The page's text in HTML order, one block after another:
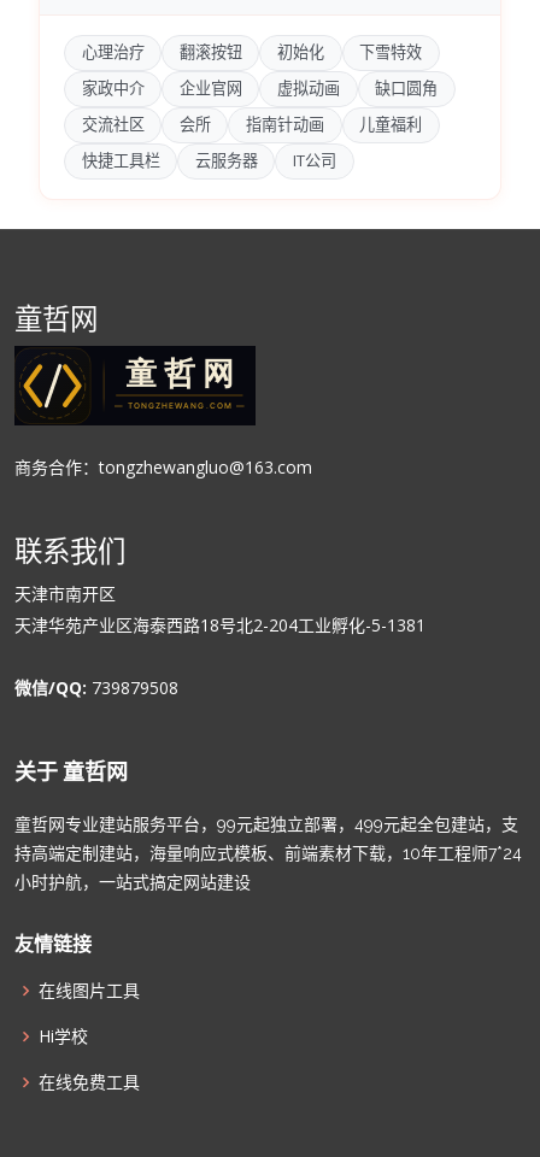
心理治疗 翻滚按钮 初始化
下雪特效
家政中介
企业官网 虚拟动画
缺口圆角
交流社区
会所 指南针动画
儿童福利
快捷工具栏
云服务器 IT公司
童哲网
商务合作：tongzhewangluo@163.com
联系我们
天津市南开区
天津华苑产业区海泰西路18号北2-204工业孵化-5-1381
微信/QQ: 739879508
关于 童哲网
童哲网专业建站服务平台，99元起独立部署，499元起全包建站，支
持高端定制建站，海量响应式模板、前端素材下载，10年工程师7*24
小时护航，一站式搞定网站建设
友情链接
在线图片工具
Hi学校
在线免费工具